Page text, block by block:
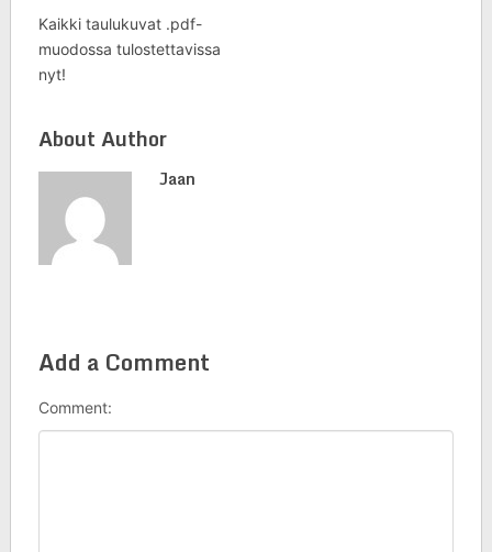
Kaikki taulukuvat .pdf-
muodossa tulostettavissa
nyt!
About Author
Jaan
Add a Comment
Comment: